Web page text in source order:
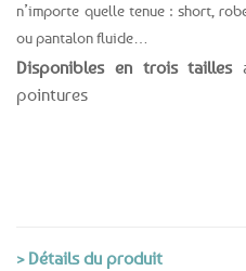
n’importe quelle tenue : short,
ou pantalon fluide…
Disponibles en trois tailles
pointures
> Détails du produit